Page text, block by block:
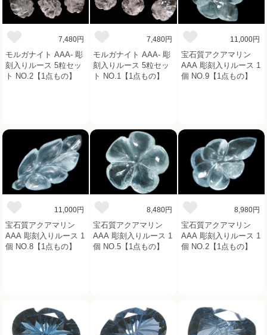
7,480円
モルガナイト AAA- 彫
刻入りルース 5粒セッ
ト NO.2【1点もの】
7,480円
モルガナイト AAA- 彫
刻入りルース 5粒セッ
ト NO.1【1点もの】
11,000円
宝石質アクアマリン
AAA 彫刻入りルース 1
個 NO.9【1点もの】
11,000円
宝石質アクアマリン
AAA 彫刻入りルース 1
個 NO.8【1点もの】
8,480円
宝石質アクアマリン
AAA 彫刻入りルース 1
個 NO.5【1点もの】
8,980円
宝石質アクアマリン
AAA 彫刻入りルース 1
個 NO.2【1点もの】